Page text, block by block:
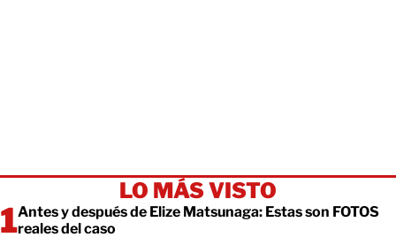
LO MÁS VISTO
Antes y después de Elize Matsunaga: Estas son FOTOS
reales del caso